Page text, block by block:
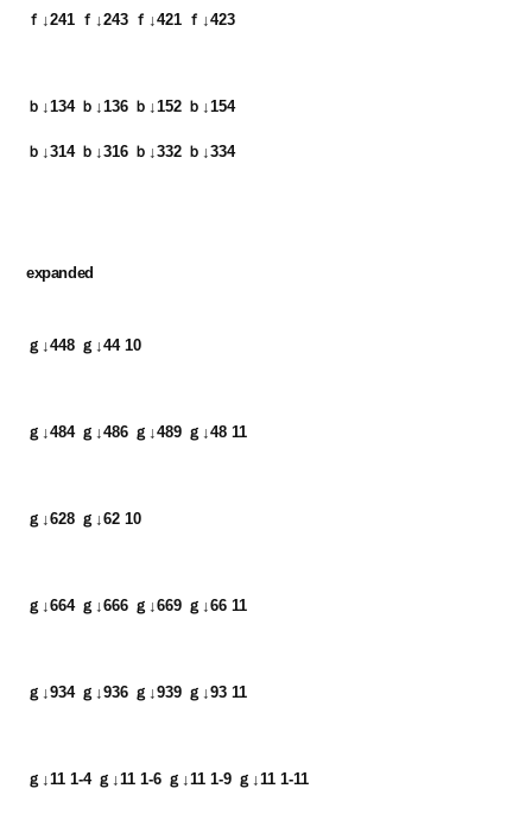
ｆ↓241 ｆ↓243 ｆ↓421 ｆ↓423
ｂ↓134 ｂ↓136 ｂ↓152 ｂ↓154
ｂ↓314 ｂ↓316 ｂ↓332 ｂ↓334
expanded
ｇ↓448 ｇ↓44 10
ｇ↓484 ｇ↓486 ｇ↓489 ｇ↓48 11
ｇ↓628 ｇ↓62 10
ｇ↓664 ｇ↓666 ｇ↓669 ｇ↓66 11
ｇ↓934 ｇ↓936 ｇ↓939 ｇ↓93 11
ｇ↓11 1-4 ｇ↓11 1-6 ｇ↓11 1-9 ｇ↓11 1-11